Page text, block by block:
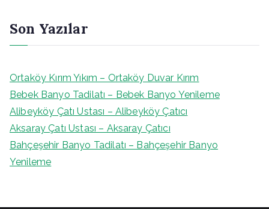
Son Yazılar
Ortaköy Kırım Yıkım – Ortaköy Duvar Kırım
Bebek Banyo Tadilatı – Bebek Banyo Yenileme
Alibeyköy Çatı Ustası – Alibeyköy Çatıcı
Aksaray Çatı Ustası – Aksaray Çatıcı
Bahçeşehir Banyo Tadilatı – Bahçeşehir Banyo
Yenileme